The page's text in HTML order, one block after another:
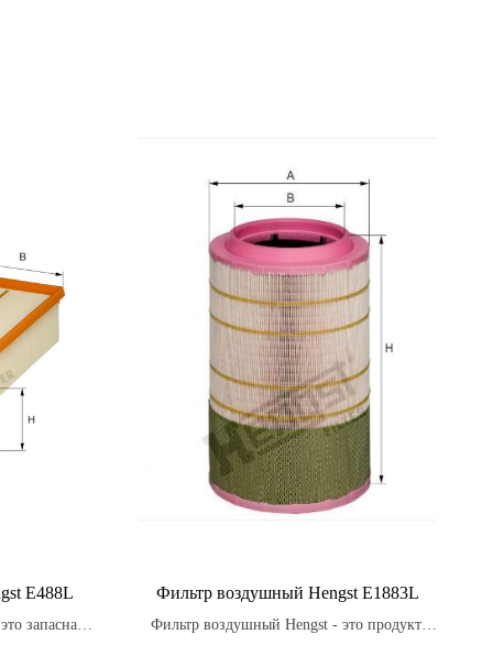
E488L
запасная
Фильтр воздушный Hengst E1883L
Фильтр воздушный Hengst - это продукт,